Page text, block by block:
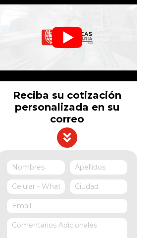
Reciba su cotización
personalizada en su
correo